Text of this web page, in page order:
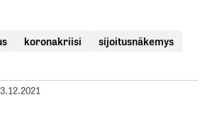
koronakriisi sijoitusnäkemys
3.12.2021